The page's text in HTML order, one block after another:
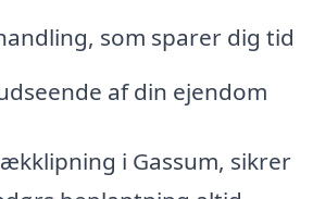
som sparer dig tid
af din ejendom
i Gassum, sikrer